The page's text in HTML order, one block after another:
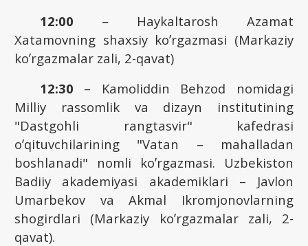
12:00 – Haykaltarosh Аzamat
Xatamovning shaxsiy koʼrgazmasi (Markaziy
koʼrgazmalar zali, 2-qavat)
12:30 – Kamoliddin Behzod nomidagi
Milliy rassomlik va dizayn institutining
"Dastgohli rangtasvir" kafedrasi
oʼqituvchilarining "Vatan – mahalladan
boshlanadi" nomli koʼrgazmasi. Uzbekiston
Badiiy akademiyasi akademiklari – Javlon
Umarbekov va Аkmal Ikromjonovlarning
shogirdlari (Markaziy koʼrgazmalar zali, 2-
qavat).